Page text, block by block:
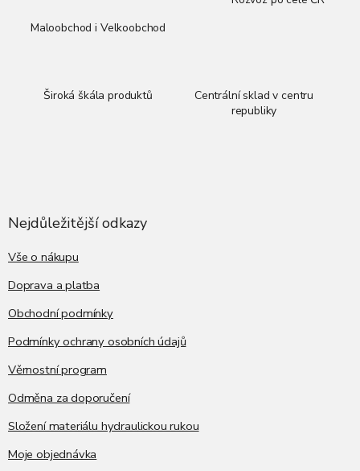
Maloobchod i Velkoobchod
Široká škála produktů
Centrální sklad v centru
republiky
Nejdůležitější odkazy
Vše o nákupu
Doprava a platba
Obchodní podmínky
Podmínky ochrany osobních údajů
Věrnostní program
Odměna za doporučení
Složení materiálu hydraulickou rukou
Moje objednávka